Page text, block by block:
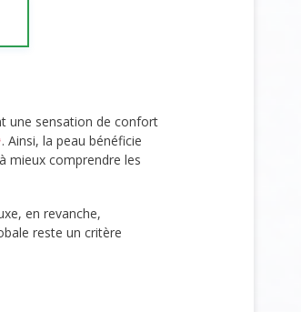
une sensation de confort
. Ainsi, la peau bénéficie
mieux comprendre les
en revanche,
reste un critère